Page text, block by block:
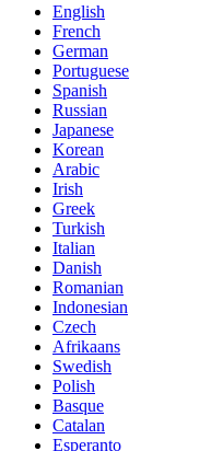
English
French
German
Portuguese
Spanish
Russian
Japanese
Korean
Arabic
Irish
Greek
Turkish
Italian
Danish
Romanian
Indonesian
Czech
Afrikaans
Swedish
Polish
Basque
Catalan
Esperanto